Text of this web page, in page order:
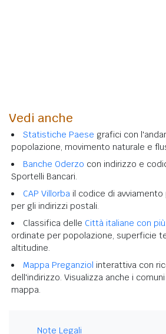
Vedi anche
Statistiche Paese grafici con
popolazione, movimento naturale e
Banche Oderzo con indirizzo e
Sportelli Bancari.
CAP Villorba il codice di
per gli indirizzi postali.
Classifica delle Città italiane con
ordinate per popolazione, superficie
altitudine.
Mappa Preganziol interattiva con
dell'indirizzo. Visualizza anche i
mappa.
Note Legali